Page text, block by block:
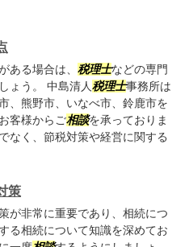
ある場合は、 税理士などの専門
ょう。 中島清人税理士事務所は
、熊野市、いなべ市、鈴鹿市を
客様からご相談を承っておりま
なく、節税対策や経営に関する
策
が非常に重要であり、相続につ
る相続について知識を深めてお